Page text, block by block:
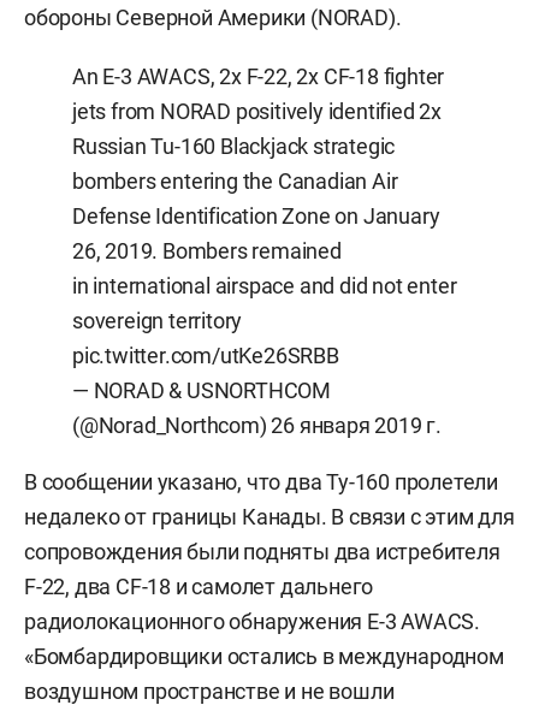
обороны Северной Америки (NORAD).
An E-3 AWACS, 2x F-22, 2x CF-18 fighter
jets from NORAD positively identified 2x
Russian Tu-160 Blackjack strategic
bombers entering the Canadian Air
Defense Identification Zone on January
26, 2019. Bombers remained
in international airspace and did not enter
sovereign territory
pic.twitter.com/utKe26SRBB
— NORAD & USNORTHCOM
(@Norad_Northcom)26 января 2019 г.
В сообщении указано, что два Ту-160 пролетели
недалеко от границы Канады. В связи с этим для
сопровождения были подняты два истребителя
F-22, два CF-18 и самолет дальнего
радиолокационного обнаружения E-3 AWACS.
«Бомбардировщики остались в международном
воздушном пространстве и не вошли